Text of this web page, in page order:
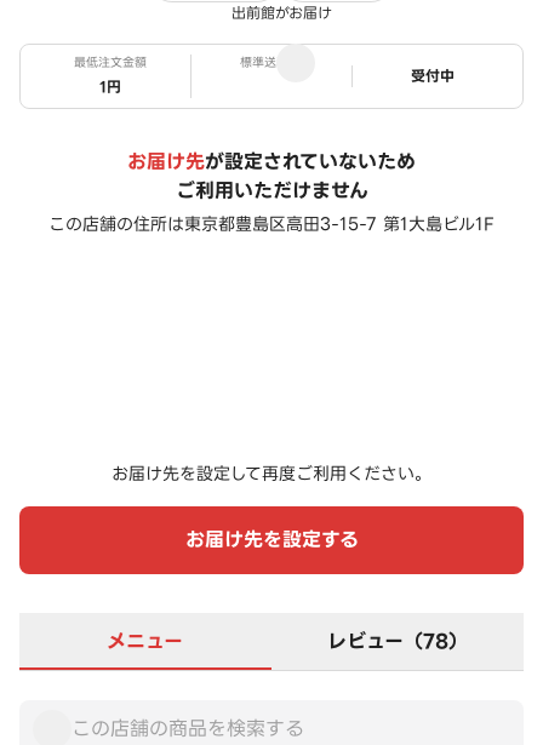
出前館がお届け
最低注文金額
1円
標準送料
ステータス
受付中
お届け先が設定されていないため
ご利用いただけません
この店舗の住所は東京都豊島区高田3-15-7 第1大島ビル1F
お届け先を設定して再度ご利用ください。
お届け先を設定する
メニュー レビュー（78）